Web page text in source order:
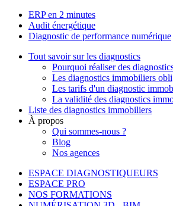
ERP en 2 minutes
Audit énergétique
Diagnostic de performance numérique
Tout savoir sur les diagnostics
Pourquoi réaliser des
Les diagnostics immobiliers
Les tarifs d'un diagnostic
La validité des diagnostics
Liste des diagnostics immobiliers
À propos
Qui sommes-nous ?
Blog
Nos agences
ESPACE DIAGNOSTIQUEURS
ESPACE PRO
NOS FORMATIONS